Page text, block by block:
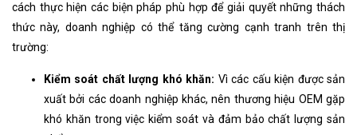
cách thực hiện các biện pháp phù hợp để giải quyết những thách
thức này, doanh nghiệp có thể tăng cường cạnh tranh trên thị
trường:
Kiểm soát chất lượng khó khăn: Vì các cấu kiện được sản
xuất bởi các doanh nghiệp khác, nên thương hiệu OEM gặp
khó khăn trong việc kiểm soát và đảm bảo chất lượng sản